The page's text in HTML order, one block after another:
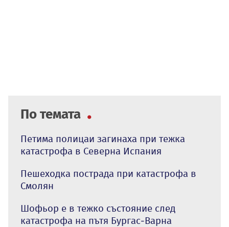
По темата
Петима полицаи загинаха при тежка
катастрофа в Северна Испания
Пешеходка пострада при катастрофа в
Смолян
Шофьор е в тежко състояние след
катастрофа на пътя Бургас-Варна